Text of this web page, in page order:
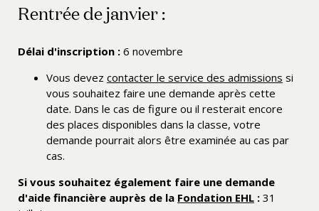
Rentrée de janvier :
Délai d'inscription : 6 novembre
Vous devez contacter le service des admissions si
vous souhaitez faire une demande après cette
date. Dans le cas de figure ou il resterait encore
des places disponibles dans la classe, votre
demande pourrait alors être examinée au cas par
cas.
Si vous souhaitez également faire une demande
d'aide financière auprès de la Fondation EHL : 31